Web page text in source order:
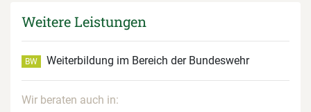
Weitere Leistungen
BW Weiterbildung im Bereich der Bundeswehr
Wir beraten auch in: